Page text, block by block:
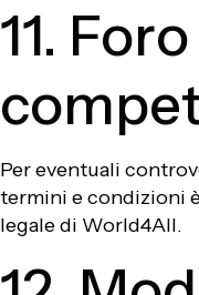
11. Foro
Per eventuali
termini e condizioni
legale di World4All.